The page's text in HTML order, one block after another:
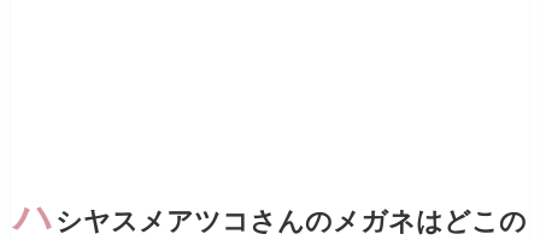
ハ シヤスメアツコさんのメガネはどこの